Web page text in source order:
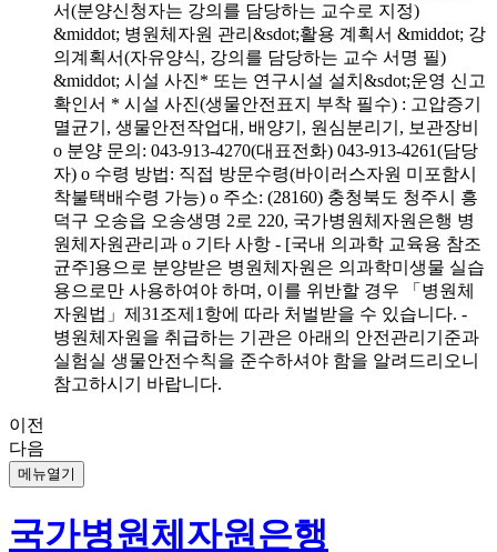
서(분양신청자는 강의를 담당하는 교수로 지정)
&middot; 병원체자원 관리&sdot;활용 계획서 &middot; 강
의계획서(자유양식, 강의를 담당하는 교수 서명 필)
&middot; 시설 사진* 또는 연구시설 설치&sdot;운영 신고
확인서 * 시설 사진(생물안전표지 부착 필수) : 고압증기
멸균기, 생물안전작업대, 배양기, 원심분리기, 보관장비
o 분양 문의: 043-913-4270(대표전화) 043-913-4261(담당
자) o 수령 방법: 직접 방문수령(바이러스자원 미포함시
착불택배수령 가능) o 주소: (28160) 충청북도 청주시 흥
덕구 오송읍 오송생명 2로 220, 국가병원체자원은행 병
원체자원관리과 o 기타 사항 - [국내 의과학 교육용 참조
균주]용으로 분양받은 병원체자원은 의과학미생물 실습
용으로만 사용하여야 하며, 이를 위반할 경우 「병원체
자원법」제31조제1항에 따라 처벌받을 수 있습니다. -
병원체자원을 취급하는 기관은 아래의 안전관리기준과
실험실 생물안전수칙을 준수하셔야 함을 알려드리오니
참고하시기 바랍니다.
이전
다음
메뉴열기
국가병원체자원은행